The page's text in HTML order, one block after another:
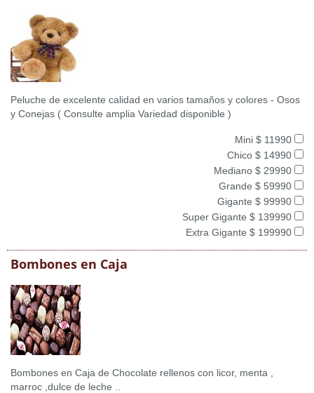
Peluche de excelente calidad en varios tamaños y colores - Osos
y Conejas ( Consulte amplia Variedad disponible )
Mini $ 11990
Chico $ 14990
Mediano $ 29990
Grande $ 59990
Gigante $ 99990
Super Gigante $ 139990
Extra Gigante $ 199990
Bombones en Caja
Bombones en Caja de Chocolate rellenos con licor, menta ,
marroc ,dulce de leche ..